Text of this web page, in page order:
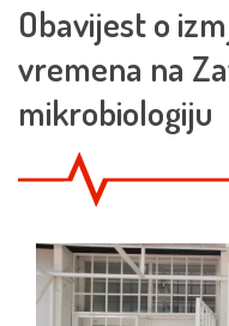
Obavijest o
vremena na
mikrobiologiju